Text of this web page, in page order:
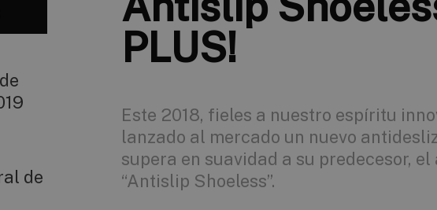
PLUS!
Este 2018, fieles a nuestro espíritu
lanzado al mercado un nuevo
supera en suavidad a su predecesor, el
“Antislip Shoeless”.
de